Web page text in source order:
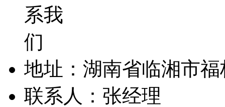
地址：湖南省临湘市
联系人：张经理